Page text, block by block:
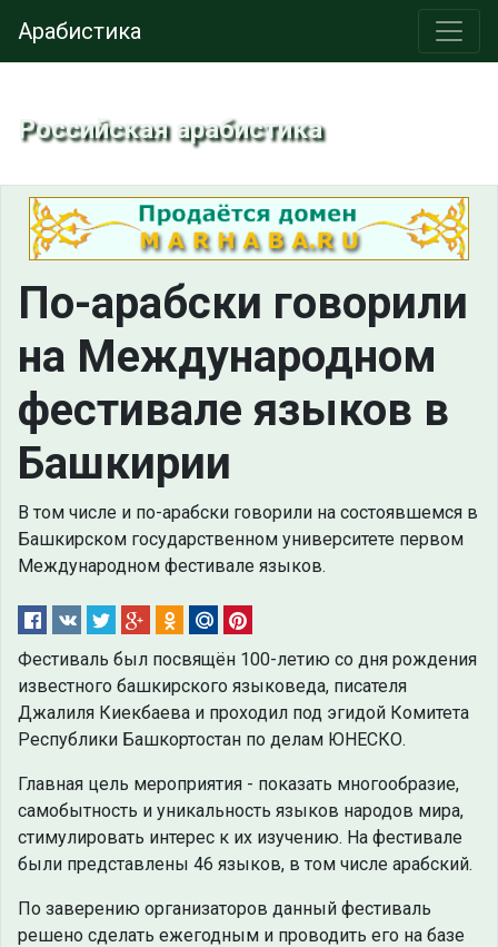
Арабистика
Российская арабистика
По-арабски говорили
на Международном
фестивале языков в
Башкирии
В том числе и по-арабски говорили на состоявшемся в
Башкирском государственном университете первом
Международном фестивале языков.
Фестиваль был посвящён 100-летию со дня рождения
известного башкирского языковеда, писателя
Джалиля Киекбаева и проходил под эгидой Комитета
Республики Башкортостан по делам ЮНЕСКО.
Главная цель мероприятия - показать многообразие,
самобытность и уникальность языков народов мира,
стимулировать интерес к их изучению. На фестивале
были представлены 46 языков, в том числе арабский.
По заверению организаторов данный фестиваль
решено сделать ежегодным и проводить его на базе